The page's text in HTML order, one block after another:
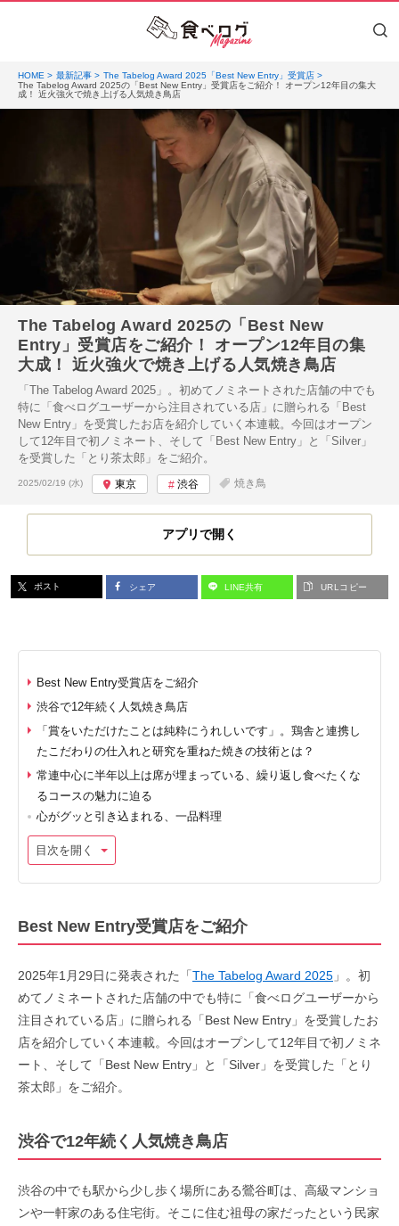
HOME 最新記事
The Tabelog Award 2025「Best New Entry」受賞店
The Tabelog Award 2025の「Best New Entry」受賞店をご紹介！ オープン12年目の集大
成！ 近火強火で焼き上げる人気焼き鳥店
The Tabelog Award 2025の「Best New
Entry」受賞店をご紹介！ オープン12年目の集
大成！ 近火強火で焼き上げる人気焼き鳥店
「The Tabelog Award 2025」。初めてノミネートされた店舗の中でも
特に「食べログユーザーから注目されている店」に贈られる「Best
New Entry」を受賞したお店を紹介していく本連載。今回はオープン
して12年目で初ノミネート、そして「Best New Entry」と「Silver」
を受賞した「とり茶太郎」をご紹介。
投稿日:
2025/02/19 (水) 東京 渋谷 焼き鳥
アプリで開く
ポスト シェア LINE共有 URLコピー
Best New Entry受賞店をご紹介
渋谷で12年続く人気焼き鳥店
「賞をいただけたことは純粋にうれしいです」。鶏舎と連携し
たこだわりの仕入れと研究を重ねた焼きの技術とは？
常連中心に半年以上は席が埋まっている、繰り返し食べたくな
るコースの魅力に迫る
心がグッと引き込まれる、一品料理
目次を開く
Best New Entry受賞店をご紹介
2025年1月29日に発表された「The Tabelog Award 2025 」。初
めてノミネートされた店舗の中でも特に「食べログユーザーから
注目されている店」に贈られる「Best New Entry」を受賞したお
店を紹介していく本連載。今回はオープンして12年目で初ノミネ
ート、そして「Best New Entry」と「Silver」を受賞した「とり
茶太郎」をご紹介。
渋谷で12年続く人気焼き鳥店
渋谷の中でも駅から少し歩く場所にある鶯谷町は、高級マンショ
ンや一軒家のある住宅街。そこに住む祖母の家だったという民家